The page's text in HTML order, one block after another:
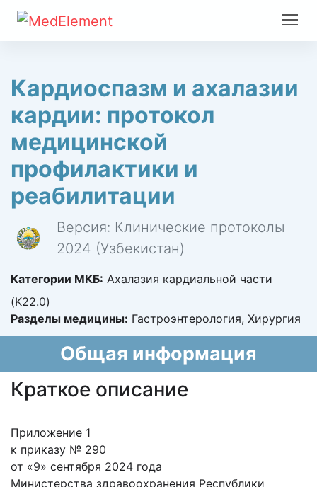
Кардиоспазм и ахалазии
кардии: протокол
медицинской
профилактики и
реабилитации
Версия: Клинические протоколы
2024 (Узбекистан)
Категории МКБ: Ахалазия кардиальной части
(K22.0)
Разделы медицины: Гастроэнтерология, Хирургия
Общая информация
Краткое описание
Приложение 1
к приказу № 290
от «9» сентября 2024 года
Министерства здравоохранения Республики